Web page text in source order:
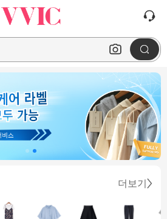
더보기